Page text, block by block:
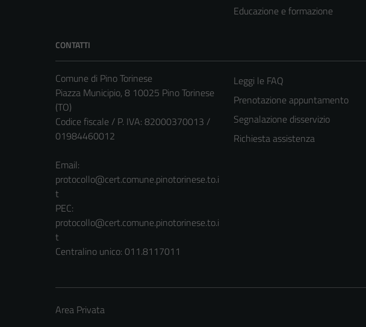
Educazione e formazione
CONTATTI
Comune di Pino Torinese
Piazza Municipio, 8 10025 Pino Torinese
(TO)
Codice fiscale / P. IVA: 82000370013 /
01984460012
Email:
protocollo@cert.comune.pinotorinese.to.i
t
PEC:
protocollo@cert.comune.pinotorinese.to.i
t
Centralino unico: 011.8117011
Leggi le FAQ
Prenotazione appuntamento
Segnalazione disservizio
Richiesta assistenza
Area Privata